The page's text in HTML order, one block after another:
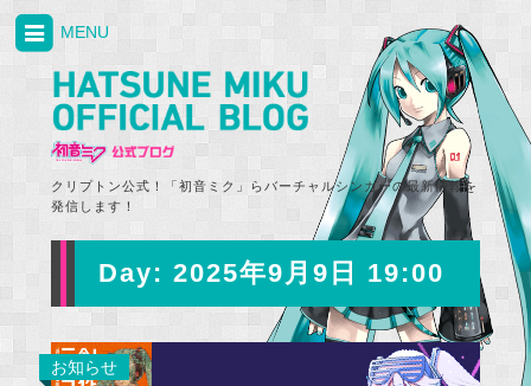
クリプトン公式！「初音ミク」らバーチャルシンガーの最新情報を
発信します！
MENU
Day: 2025年9月9日 19:00
お知らせ